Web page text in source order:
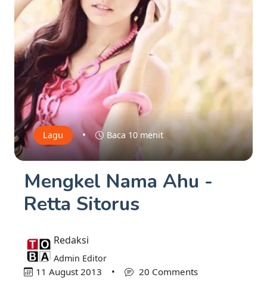
Lagu • Baca 10 menit
Mengkel Nama Ahu -
Retta Sitorus
Redaksi
Admin Editor
11 August 2013 • 20 Comments